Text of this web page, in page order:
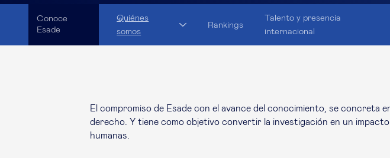
Conoce
Esade
Quiénes
somos
Rankings
Talento y presencia
internacional
El compromiso de Esade con el avance del conocimiento, se concreta
derecho. Y tiene como objetivo convertir la investigación en un
humanas.